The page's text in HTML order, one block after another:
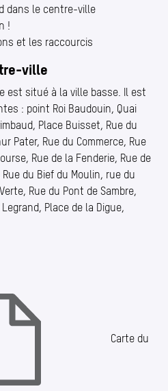
dans le centre-ville
!
et les raccourcis
ville
est situé à la ville basse. Il est
: point Roi Baudouin, Quai
Place Buisset, Rue du
Pater, Rue du Commerce, Rue
Rue de la Fenderie, Rue de
du Bief du Moulin, rue du
Rue du Pont de Sambre,
Place de la Digue,
Carte du